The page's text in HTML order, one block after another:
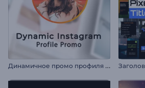
Д
инамичное промо профиля Instagram